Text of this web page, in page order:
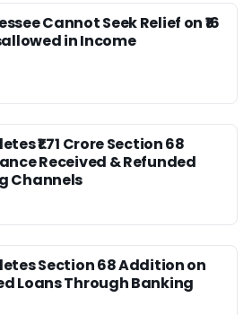
Cannot Seek Relief on ₹16
in Income
₹1.71 Crore Section 68
Received & Refunded
Channels
Section 68 Addition on
Loans Through Banking